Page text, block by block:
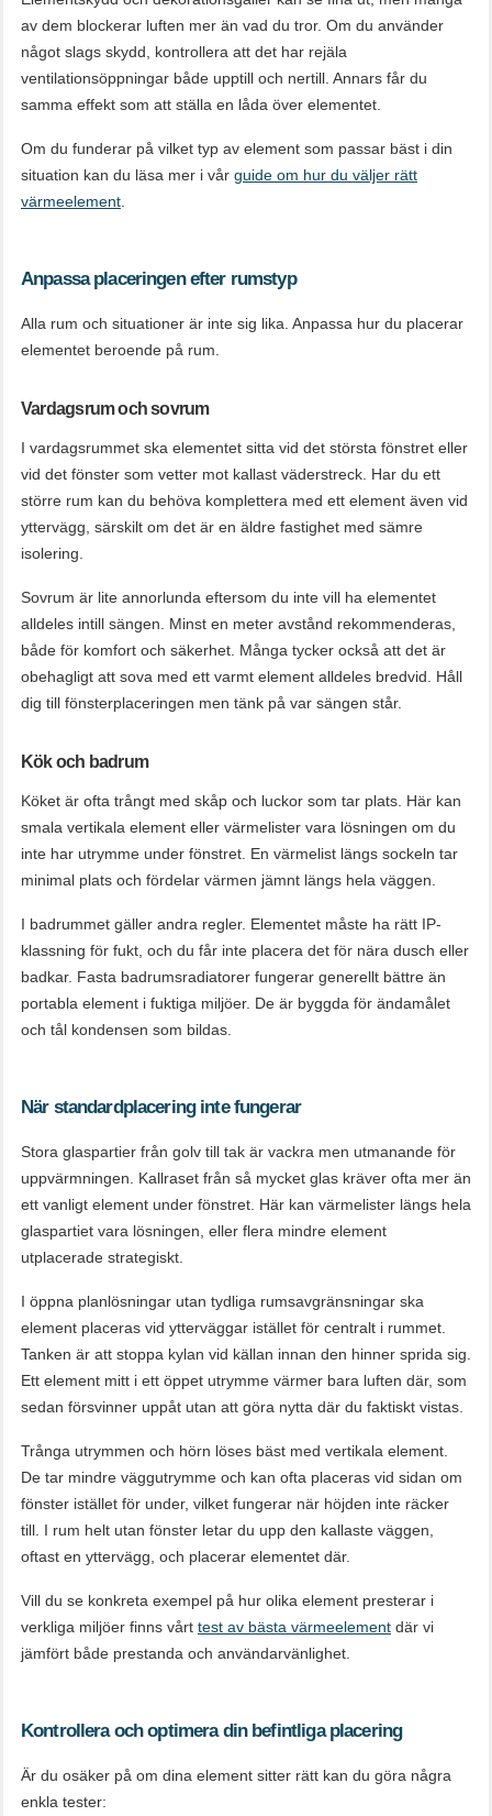
av dem blockerar luften mer än vad du tror. Om du använder
något slags skydd, kontrollera att det har rejäla
ventilationsöppningar både upptill och nertill. Annars får du
samma effekt som att ställa en låda över elementet.
Om du funderar på vilket typ av element som passar bäst i din
situation kan du läsa mer i vår guide om hur du väljer rätt
värmeelement
Anpassa placeringen efter rumstyp
Alla rum och situationer är inte sig lika. Anpassa hur du placerar
elementet beroende på rum.
Vardagsrum och sovrum
I vardagsrummet ska elementet sitta vid det största fönstret eller
vid det fönster som vetter mot kallast väderstreck. Har du ett
större rum kan du behöva komplettera med ett element även vid
yttervägg, särskilt om det är en äldre fastighet med sämre
isolering.
Sovrum är lite annorlunda eftersom du inte vill ha elementet
alldeles intill sängen. Minst en meter avstånd rekommenderas,
både för komfort och säkerhet. Många tycker också att det är
obehagligt att sova med ett varmt element alldeles bredvid. Håll
dig till fönsterplaceringen men tänk på var sängen står.
Kök och badrum
Köket är ofta trångt med skåp och luckor som tar plats. Här kan
smala vertikala element eller värmelister vara lösningen om du
inte har utrymme under fönstret. En värmelist längs sockeln tar
minimal plats och fördelar värmen jämnt längs hela väggen.
I badrummet gäller andra regler. Elementet måste ha rätt IP-
klassning för fukt, och du får inte placera det för nära dusch eller
badkar. Fasta badrumsradiatorer fungerar generellt bättre än
portabla element i fuktiga miljöer. De är byggda för ändamålet
och tål kondensen som bildas.
När standardplacering inte fungerar
Stora glaspartier från golv till tak är vackra men utmanande för
uppvärmningen. Kallraset från så mycket glas kräver ofta mer än
ett vanligt element under fönstret. Här kan värmelister längs hela
glaspartiet vara lösningen, eller flera mindre element
utplacerade strategiskt.
I öppna planlösningar utan tydliga rumsavgränsningar ska
element placeras vid ytterväggar istället för centralt i rummet.
Tanken är att stoppa kylan vid källan innan den hinner sprida sig.
Ett element mitt i ett öppet utrymme värmer bara luften där, som
sedan försvinner uppåt utan att göra nytta där du faktiskt vistas.
Trånga utrymmen och hörn löses bäst med vertikala element.
De tar mindre väggutrymme och kan ofta placeras vid sidan om
fönster istället för under, vilket fungerar när höjden inte räcker
till. I rum helt utan fönster letar du upp den kallaste väggen,
oftast en yttervägg, och placerar elementet där.
Vill du se konkreta exempel på hur olika element presterar i
verkliga miljöer finns vårt test av bästa värmeelement där vi
jämfört både prestanda och användarvänlighet.
Kontrollera och optimera din befintliga placering
Är du osäker på om dina element sitter rätt kan du göra några
enkla tester: